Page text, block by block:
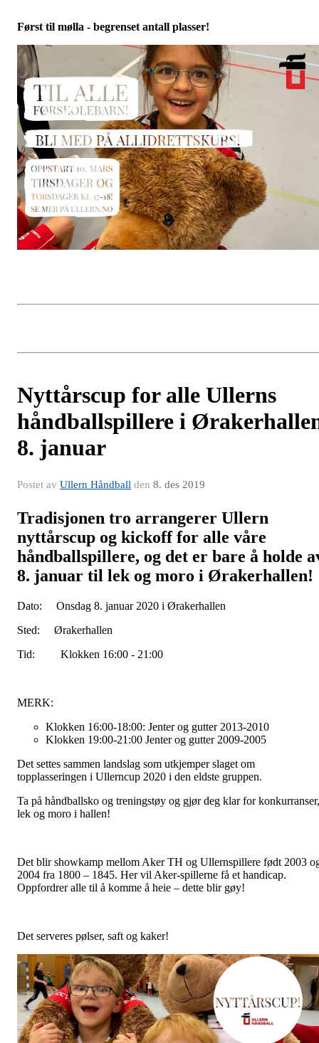
Først til mølla - begrenset antall plasser!
Nyttårscup for alle Ullerns
håndballspillere i
8. januar
Postet av Ullern Håndball den 8. des 2019
Tradisjonen tro arrangerer Ullern
nyttårscup og kickoff for alle våre
håndballspillere, og det er bare å holde
8. januar til lek og moro i Ørakerhallen!
Dato: Onsdag 8. januar 2020 i Ørakerhallen
Sted: Ørakerhallen
Tid: Klokken 16:00 - 21:00
MERK:
Klokken 16:00-18:00: Jenter og gutter 2013-2010
Klokken 19:00-21:00 Jenter og gutter 2009-2005
Det settes sammen landslag som utkjemper slaget om
topplasseringen i Ullerncup 2020 i den eldste gruppen.
Ta på håndballsko og treningstøy og gjør deg klar for konkurranser,
lek og moro i hallen!
Det blir showkamp mellom Aker TH og Ullernspillere født 2003
2004 fra 1800 – 1845. Her vil Aker-spillerne få et handicap.
Oppfordrer alle til å komme å heie – dette blir gøy!
Det serveres pølser, saft og kaker!